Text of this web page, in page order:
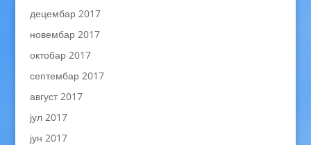
децембар 2017
новембар 2017
октобар 2017
септембар 2017
август 2017
јул 2017
јун 2017